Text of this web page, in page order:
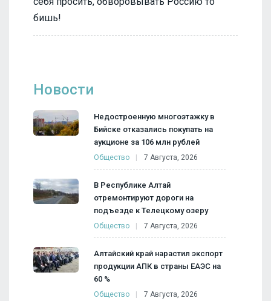
бишь!
Новости
Недостроенную многоэтажку в
Бийске отказались покупать на
аукционе за 106 млн рублей
Общество 7 Августа, 2026
В Республике Алтай
отремонтируют дороги на
подъезде к Телецкому озеру
Общество 7 Августа, 2026
Алтайский край нарастил экспорт
продукции АПК в страны ЕАЭС на
60 %
Общество 7 Августа, 2026